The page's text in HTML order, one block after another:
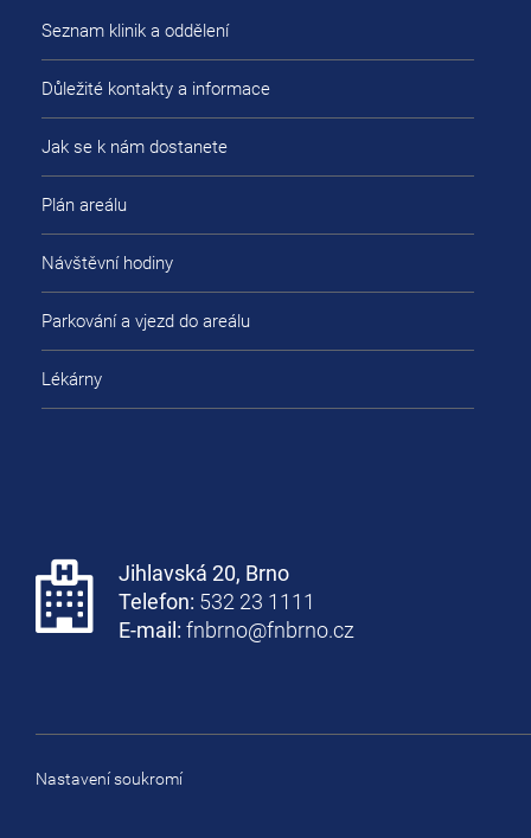
Seznam klinik a oddělení
Důležité kontakty a informace
Jak se k nám dostanete
Plán areálu
Návštěvní hodiny
Parkování a vjezd do areálu
Lékárny
Jihlavská 20, Brno
Telefon: 532 23 1111
E-mail: fnbrno@fnbrno.cz
Nastavení soukromí